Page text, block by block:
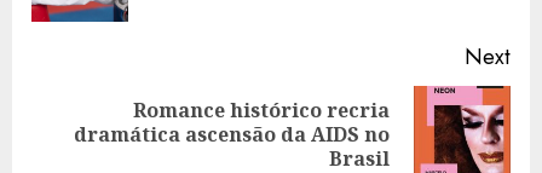
Next
Next
Romance histórico recria
dramática ascensão da AIDS no
Brasil